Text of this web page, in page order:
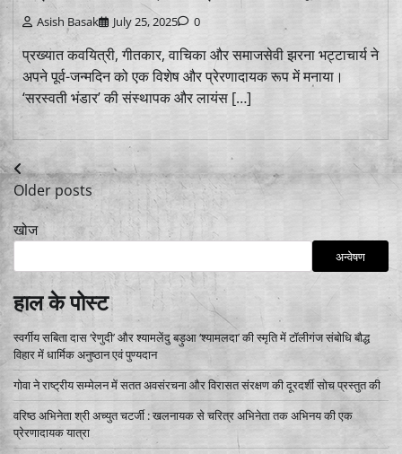
Asish Basak July 25, 2025 0
प्रख्यात कवयित्री, गीतकार, वाचिका और समाजसेवी झरना भट्टाचार्य ने
अपने पूर्व-जन्मदिन को एक विशेष और प्रेरणादायक रूप में मनाया।
‘सरस्वती भंडार’ की संस्थापक और लायंस […]
Posts
navigation
Older posts
खोज
अन्वेषण
हाल के पोस्ट
स्वर्गीय सबिता दास ‘रेणुदी’ और श्यामलेंदु बड़ुआ ‘श्यामलदा’ की स्मृति में टॉलीगंज संबोधि बौद्ध
विहार में धार्मिक अनुष्ठान एवं पुण्यदान
गोवा ने राष्ट्रीय सम्मेलन में सतत अवसंरचना और विरासत संरक्षण की दूरदर्शी सोच प्रस्तुत की
वरिष्ठ अभिनेता श्री अच्युत चटर्जी : खलनायक से चरित्र अभिनेता तक अभिनय की एक
प्रेरणादायक यात्रा